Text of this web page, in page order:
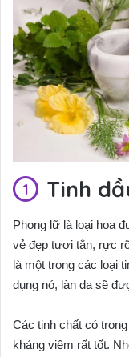
Tinh
Phong lữ là loại hoa
vẻ đẹp tươi tắn, rực
là một trong các loại
dụng nó, làn da sẽ
Các tinh chất có
kháng viêm rất tốt.